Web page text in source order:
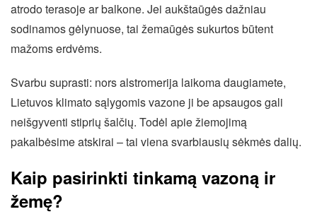
atrodo terasoje ar balkone. Jei aukštaūgės dažniau
sodinamos gėlynuose, tai žemaūgės sukurtos būtent
mažoms erdvėms.
Svarbu suprasti: nors alstromerija laikoma daugiamete,
Lietuvos klimato sąlygomis vazone ji be apsaugos gali
neišgyventi stiprių šalčių. Todėl apie žiemojimą
pakalbėsime atskirai – tai viena svarbiausių sėkmės dalių.
Kaip pasirinkti tinkamą vazoną ir
žemę?